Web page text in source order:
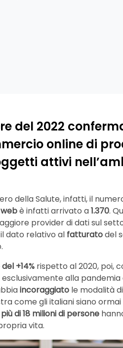
del 2022
online di
attivi
della Salute, infatti, il
webè infatti arrivato a1.370.
provider di dati sul
dato relativo al fatturatodel
+14% rispetto al 2020, poi,
alla pandemia
incoraggiato le modalità di
come gli italiani siano
più di 18 milioni di persone
vita.